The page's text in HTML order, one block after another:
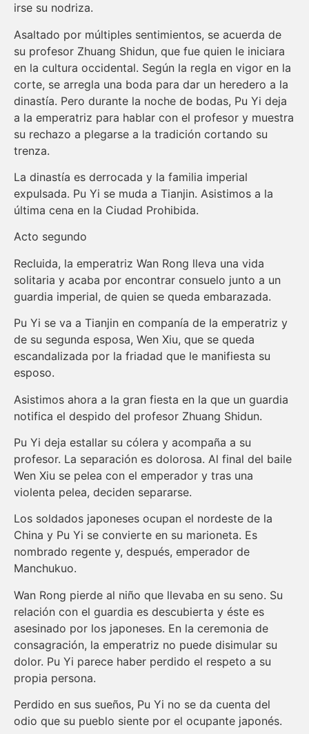
irse su nodriza.
Asaltado por múltiples sentimientos, se acuerda de
su profesor Zhuang Shidun, que fue quien le iniciara
en la cultura occidental. Según la regla en vigor en la
corte, se arregla una boda para dar un heredero a la
dinastía. Pero durante la noche de bodas, Pu Yi deja
a la emperatriz para hablar con el profesor y muestra
su rechazo a plegarse a la tradición cortando su
trenza.
La dinastía es derrocada y la familia imperial
expulsada. Pu Yi se muda a Tianjin. Asistimos a la
última cena en la Ciudad Prohibida.
Acto segundo
Recluida, la emperatriz Wan Rong lleva una vida
solitaria y acaba por encontrar consuelo junto a un
guardia imperial, de quien se queda embarazada.
Pu Yi se va a Tianjin en companía de la emperatriz y
de su segunda esposa, Wen Xiu, que se queda
escandalizada por la friadad que le manifiesta su
esposo.
Asistimos ahora a la gran fiesta en la que un guardia
notifica el despido del profesor Zhuang Shidun.
Pu Yi deja estallar su cólera y acompaña a su
profesor. La separación es dolorosa. Al final del baile
Wen Xiu se pelea con el emperador y tras una
violenta pelea, deciden separarse.
Los soldados japoneses ocupan el nordeste de la
China y Pu Yi se convierte en su marioneta. Es
nombrado regente y, después, emperador de
Manchukuo.
Wan Rong pierde al niño que llevaba en su seno. Su
relación con el guardia es descubierta y éste es
asesinado por los japoneses. En la ceremonia de
consagración, la emperatriz no puede disimular su
dolor. Pu Yi parece haber perdido el respeto a su
propia persona.
Perdido en sus sueños, Pu Yi no se da cuenta del
odio que su pueblo siente por el ocupante japonés.